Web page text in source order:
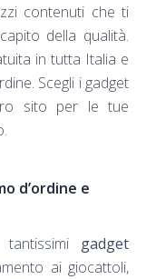
contenuti che ti
della qualità.
in tutta Italia e
Scegli i gadget
sito per le tue
d’ordine e
gadget
ai giocattoli,